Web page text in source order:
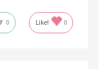
0 Like! 0